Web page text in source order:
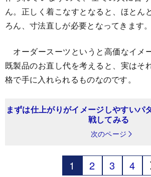
ん。正しく着こなすとなると、ほとん
ろん、寸法直しが必要となってきます。
オーダースーツというと高価なイメ
既製品のお直し代を考えると、実はそ
格で手に入れられるものなのです。
まずは仕上がりがイメージしやすいパ
戦してみる
次のページ
1 2 3 4